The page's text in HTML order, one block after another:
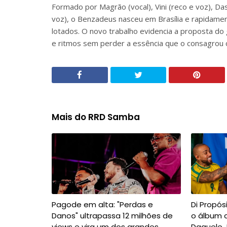
Formado por Magrão (vocal), Vini (reco e voz),
voz), o Benzadeus nasceu em Brasília e
lotados. O novo trabalho evidencia a proposta
e ritmos sem perder a essência que o
Mais do RRD Samba
Pagode em alta: "Perdas e
Danos" ultrapassa 12 milhões de
Di
o álbum